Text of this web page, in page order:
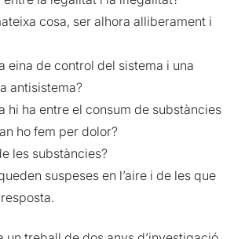
cosa, ser alhora alliberament i
eina de control del sistema i una
antisistema?
hi ha entre el consum de substàncies
ho fem per dolor?
les substàncies?
suspeses en l’aire i de les que